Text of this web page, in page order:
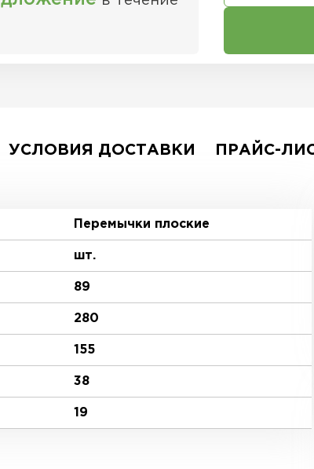
УСЛОВИЯ ДОСТАВКИ ПРАЙС-
Перемычки плоские
шт.
89
280
155
38
19